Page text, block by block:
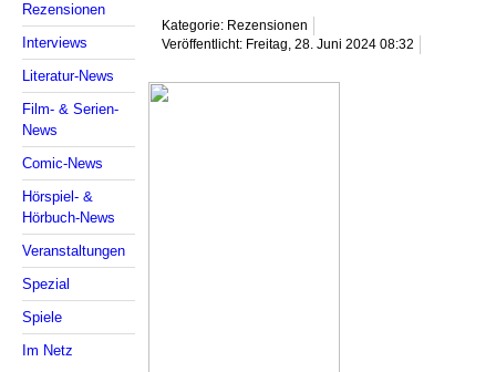
Rezensionen
Interviews
Literatur-News
Film- & Serien-
News
Comic-News
Hörspiel- &
Hörbuch-News
Veranstaltungen
Spezial
Spiele
Im Netz
Kategorie: Rezensionen
Veröffentlicht: Freitag, 28. Juni 2024 08:32